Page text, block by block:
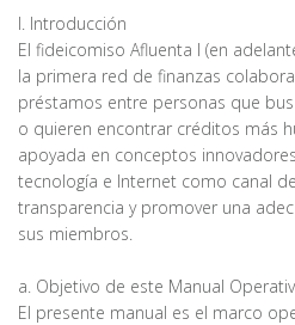
I. Introducción
El fideicomiso Afluenta I (en
la primera red de finanzas
préstamos entre personas que
o quieren encontrar créditos más
apoyada en conceptos
tecnología e Internet como canal
transparencia y promover una
sus miembros.
a. Objetivo de este Manual
El presente manual es el marco